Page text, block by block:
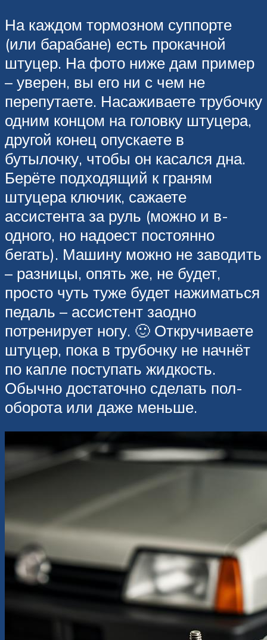
На каждом тормозном суппорте
(или барабане) есть прокачной
штуцер. На фото ниже дам пример
– уверен, вы его ни с чем не
перепутаете. Насаживаете трубочку
одним концом на головку штуцера,
другой конец опускаете в
бутылочку, чтобы он касался дна.
Берёте подходящий к граням
штуцера ключик, сажаете
ассистента за руль (можно и в-
одного, но надоест постоянно
бегать). Машину можно не заводить
– разницы, опять же, не будет,
просто чуть туже будет нажиматься
педаль – ассистент заодно
потренирует ногу. 🙂 Откручиваете
штуцер, пока в трубочку не начнёт
по капле поступать жидкость.
Обычно достаточно сделать пол-
оборота или даже меньше.